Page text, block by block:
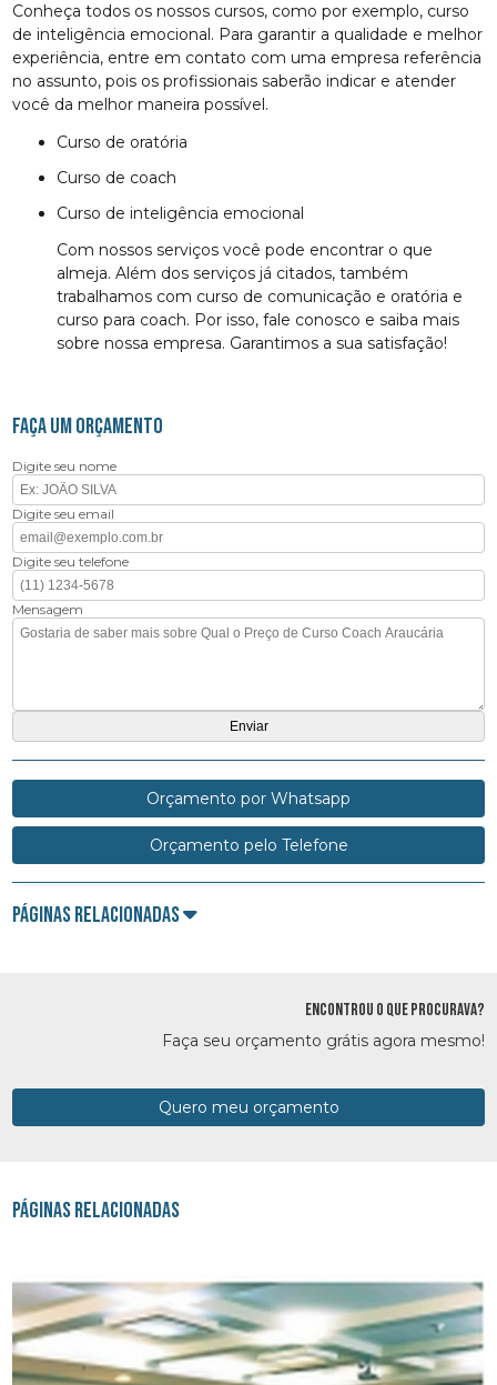
Conheça todos os nossos cursos, como por exemplo, curso
de inteligência emocional. Para garantir a qualidade e melhor
experiência, entre em contato com uma empresa referência
no assunto, pois os profissionais saberão indicar e atender
você da melhor maneira possível.
curso de oratória
curso de coach
curso de inteligência emocional
Com nossos serviços você pode encontrar o que
almeja. Além dos serviços já citados, também
trabalhamos com curso de comunicação e oratória e
curso para coach. Por isso, fale conosco e saiba mais
sobre nossa empresa. Garantimos a sua satisfação!
FAÇA UM ORÇAMENTO
Digite seu nome
Digite seu email
Digite seu telefone
Mensagem
Orçamento por Whatsapp
Orçamento pelo Telefone
Páginas Relacionadas
ENCONTROU O QUE PROCURAVA?
Faça seu orçamento grátis agora mesmo!
Quero meu orçamento
Páginas Relacionadas